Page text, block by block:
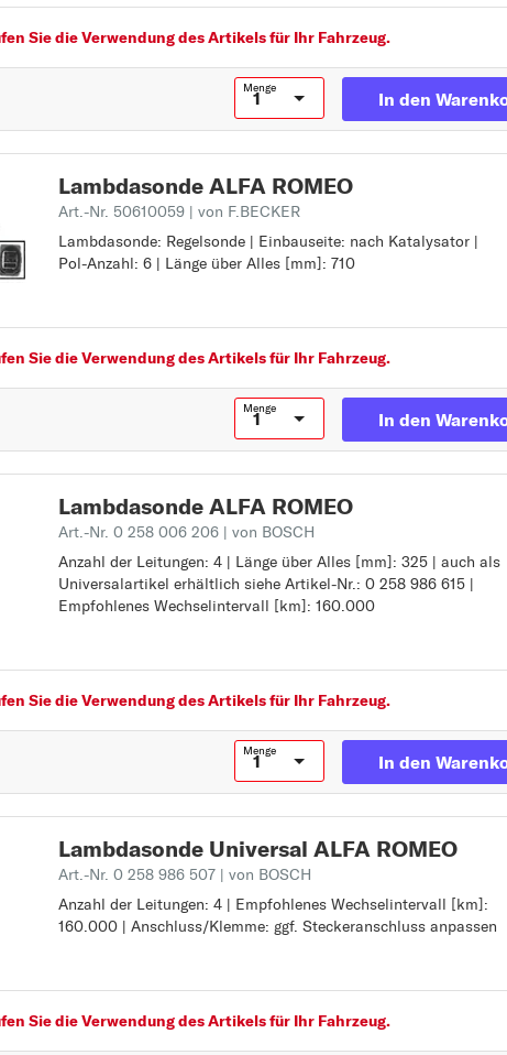
Sie die Verwendung des Artikels für Ihr Fahrzeug.
Menge
In den
Lambdasonde ALFA ROMEO
Art.-Nr. 50610059 | von F.BECKER
Lambdasonde: Regelsonde | Einbauseite: nach Katalysator |
Pol-Anzahl: 6 | Länge über Alles [mm]: 710
Lambdasonde: Regelsonde
Einbauseite: nach Katalysator
Sie die Verwendung des Artikels für Ihr Fahrzeug.
Menge
In den
Lambdasonde ALFA ROMEO
Art.-Nr. 0 258 006 206 | von BOSCH
Anzahl der Leitungen: 4 | Länge über Alles [mm]: 325 | auch als
Universalartikel erhältlich siehe Artikel-Nr.: 0 258 986 615 |
Empfohlenes Wechselintervall [km]: 160.000
Anzahl der Leitungen: 4
Länge über Alles [mm]: 325
auch als Universalartikel erhältlich siehe Artikel-Nr.: 0 258 986
Sie die Verwendung des Artikels für Ihr Fahrzeug.
Menge
In den
Lambdasonde Universal ALFA ROMEO
Art.-Nr. 0 258 986 507 | von BOSCH
Anzahl der Leitungen: 4 | Empfohlenes Wechselintervall [km]:
160.000 | Anschluss/Klemme: ggf. Steckeranschluss anpassen
Anzahl der Leitungen: 4
Empfohlenes Wechselintervall [km]: 160.000
Sie die Verwendung des Artikels für Ihr Fahrzeug.